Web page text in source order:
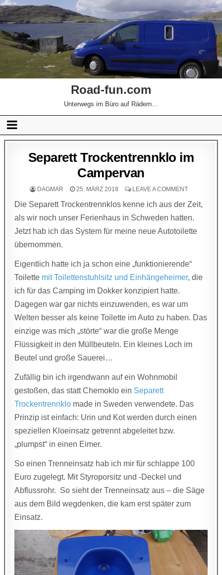
Road-fun.com
Unterwegs im Büro auf Rädern…
Separett Trockentrennklo im
Campervan
DAGMAR 25. MÄRZ 2018 LEAVE A COMMENT
Die Separett Trockentrennklos kenne ich aus der Zeit,
als wir noch unser Ferienhaus in Schweden hatten.
Jetzt hab ich das System für meine neue Autotoilette
übernommen.
Eigentlich hatte ich ja schon eine „funktionierende“
Toilette mit Toilettenstuhlsitz und Einhängeheimer, die
ich für das Camping im Dokker konzipiert hatte.
Dagegen war gar nichts einzuwenden, es war um
Welten besser als keine Toilette im Auto zu haben. Das
einzige was mich „störte“ war die große Menge
Flüssigkeit in den Müllbeuteln. Ein kleines Loch im
Beutel und große Sauerei…
Zufällig bin ich irgendwann auf ein Wohnmobil
gestoßen, das statt Chemoklo ein Separett
Trockentrennklo made in Sweden verwendete. Das
Prinzip ist einfach: Urin und Kot werden durch einen
speziellen Kloeinsatz getrennt abgeleitet bzw.
„plumpst“ in einen Eimer.
So einen Trenneinsatz hab ich mir für schlappe 100
Euro zugelegt. Mit Styroporsitz und -Deckel und
Abflussrohr. So sieht der Trenneinsatz aus – die Säge
aus dem Bild wegdenken, die kam erst später zum
Einsatz.